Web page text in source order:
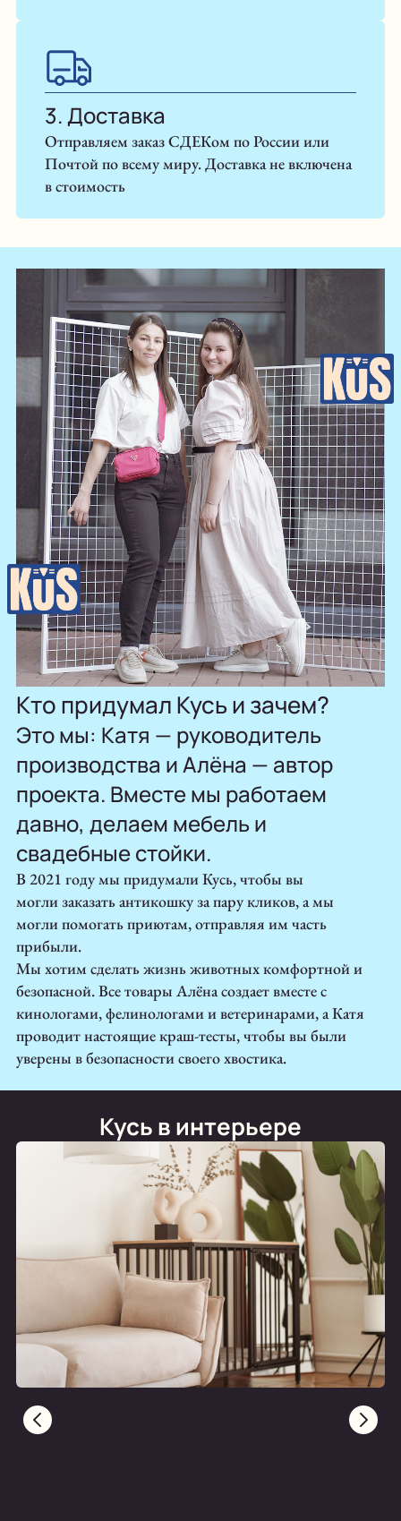
3. Доставка
Отправляем заказ СДЕКом по России или
Почтой по всему миру. Доставка не включена
в стоимость
Кто придумал Кусь и зачем?
Это мы: Катя — руководитель
производства и Алёна — автор
проекта. Вместе мы работаем
давно, делаем мебель и
свадебные стойки.
В 2021 году мы придумали Кусь, чтобы вы
могли заказать антикошку за пару кликов, а мы
могли помогать приютам, отправляя им часть
прибыли.
Мы хотим сделать жизнь животных комфортной и
безопасной. Все товары Алёна создает вместе с
кинологами, фелинологами и ветеринарами, а Катя
проводит настоящие краш-тесты, чтобы вы были
уверены в безопасности своего хвостика.
Кусь в интерьере